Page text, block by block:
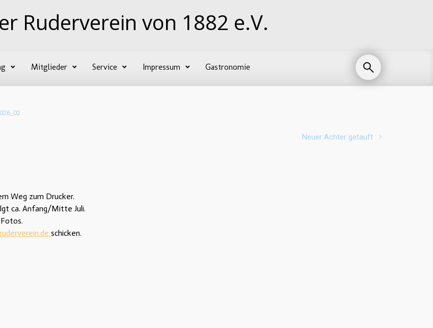
Ruderverein von 1882 e.V.
Mitglieder Service Impressum Gastronomie
Neuer Achter getauft
Weg zum Drucker.
ca. Anfang/Mitte Juli.
schicken.